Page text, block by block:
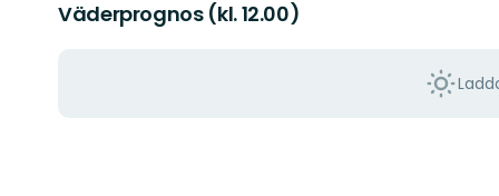
Väderprognos (kl. 12.00)